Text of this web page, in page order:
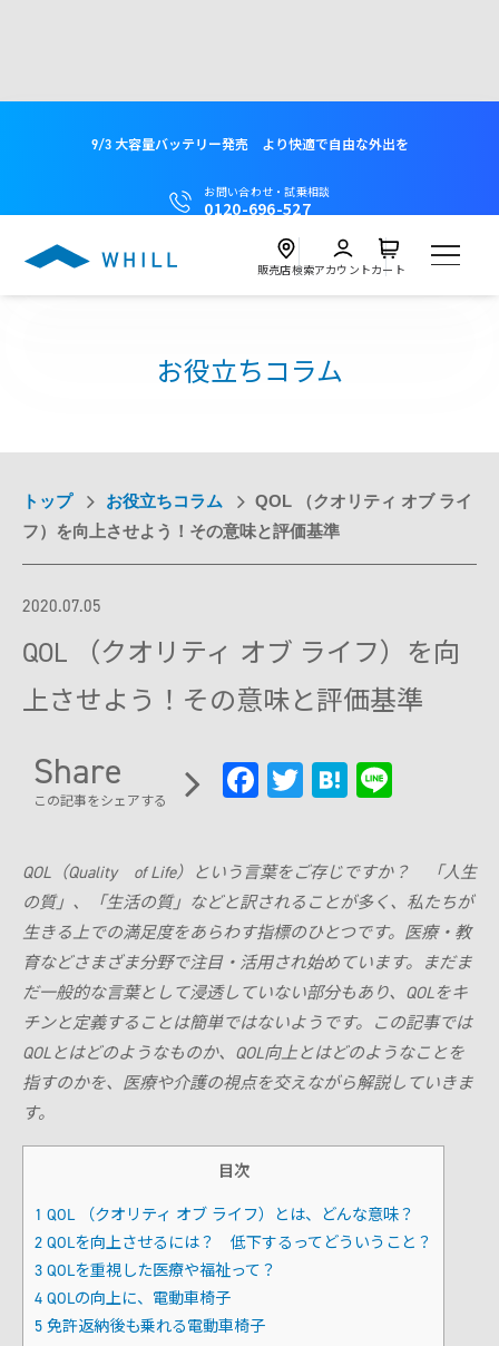
9/3 大容量バッテリー発売 より快適で自由な外出を
お問い合わせ・試乗相談
0120-696-527
Model F
Model R
本体保証サービス
訪問設定サービス
点検パック
アクセサリー
モデルを比較する
モデル比較
試乗会を探す
試乗予約フォーム
介護保険利用を検討
レンタル
レンタルサービス一覧から探す
用途別に探す
日単位でレンタル
月単位でレンタル
お出かけ先でレンタル
オンラインストア
サポート
ご利用ガイド
最適モデル診断
WHILL ID
よくある質問・お問い合わせ
施設への導入を検討
サービス概要
お問い合わせ（法人の方）
研究向け
製品概要
お問い合わせ（研究機関の方）
販売店検索アカウントカート
お役立ちコラム
トップ お役立ちコラム
QOL （クオリティ オブ ライ
フ）を向上させよう！その意味と評価基準
2020.07.05
QOL （クオリティ オブ ライフ）を向
上させよう！その意味と評価基準
Share
この記事をシェアする Fa
b
oo
k
T
tt
er
H
n
a
Li
QOL（Quality of Life）という言葉をご存じですか？ 「人生
の質」、「生活の質」などと訳されることが多く、私たちが
生きる上での満足度をあらわす指標のひとつです。医療・教
育などさまざま分野で注目・活用され始めています。まだま
だ一般的な言葉として浸透していない部分もあり、QOLをキ
チンと定義することは簡単ではないようです。この記事では
QOLとはどのようなものか、QOL向上とはどのようなことを
指すのかを、医療や介護の視点を交えながら解説していきま
す。
目次
1 QOL （クオリティ オブ ライフ）とは、どんな意味？
2 QOLを向上させるには？ 低下するってどういうこと？
3 QOLを重視した医療や福祉って？
4 QOLの向上に、電動車椅子
5 免許返納後も乗れる電動車椅子